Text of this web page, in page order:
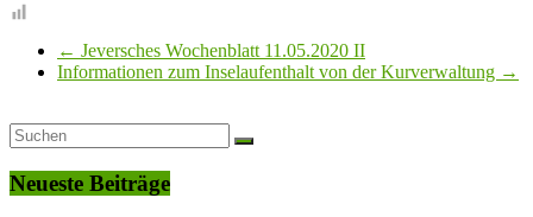
← Jeversches Wochenblatt 11.05.2020 II
Informationen zum Inselaufenthalt von der Kurverwaltung →
Neueste Beiträge